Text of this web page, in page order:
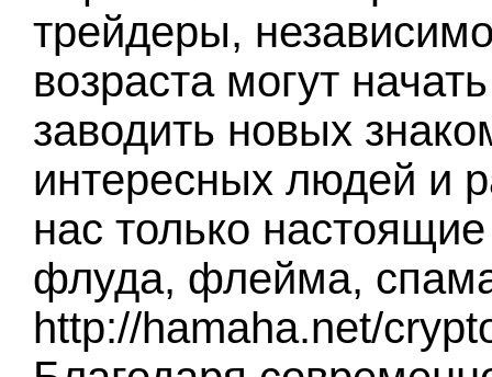
трейдеры,
возраста могут
заводить новых
интересных людей и
нас только
флуда, флейма,
http://hamaha.net/